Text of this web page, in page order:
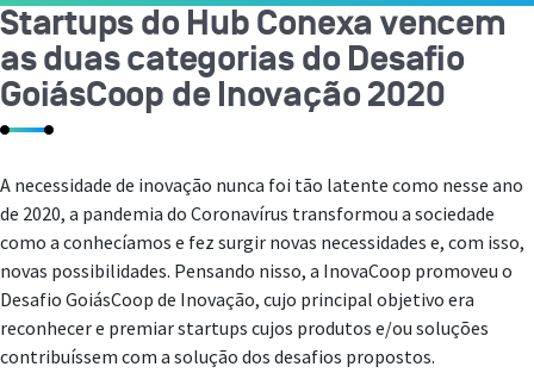
Startups do Hub Conexa vencem
as duas categorias do Desafio
GoiásCoop de Inovação 2020
A necessidade de inovação nunca foi tão latente como nesse ano
de 2020, a pandemia do Coronavírus transformou a sociedade
como a conhecíamos e fez surgir novas necessidades e, com isso,
novas possibilidades. Pensando nisso, a InovaCoop promoveu o
Desafio GoiásCoop de Inovação, cujo principal objetivo era
reconhecer e premiar startups cujos produtos e/ou soluções
contribuíssem com a solução dos desafios propostos.